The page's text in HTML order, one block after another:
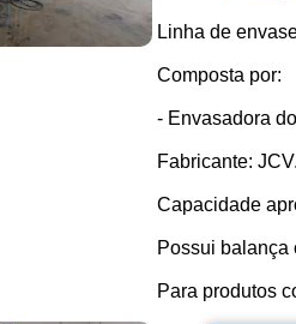
Linha de
Composta por:
- Envasadora
Fabricante:
Capacidade
Possui balança
Para produtos